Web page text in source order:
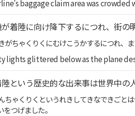
baggage claim area was crowded
着陸に向け降下するにつれ、街の
がちゃくりくにむけこうかするにつれ、
lights glittered below as the plane
という歴史的な出来事は世界中の
ちゃくりくというれきしてきなできごと
をつげました。